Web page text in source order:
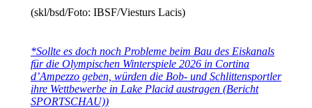
(skl/bsd/Foto: IBSF/Viesturs Lacis)
*Sollte es doch noch Probleme beim Bau des Eiskanals
für die Olympischen Winterspiele 2026 in Cortina
d’Ampezzo geben, würden die Bob- und Schlittensportler
ihre Wettbewerbe in Lake Placid austragen (Bericht
SPORTSCHAU))